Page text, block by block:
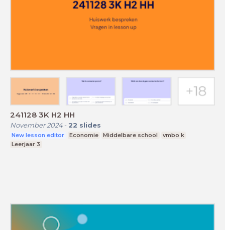
241128 3K H2 HH
November 2024- 22 slides
New lesson editor Economie Middelbare school
vmbo k
Leerjaar 3